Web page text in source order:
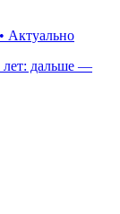
Актуально
лет: дальше —